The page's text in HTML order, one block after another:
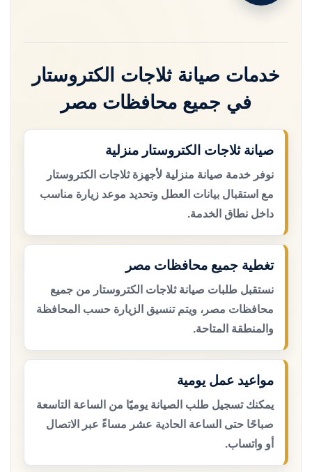
خدمات صيانة ثلاجات الكتروستار
في جميع محافظات مصر
صيانة ثلاجات الكتروستار منزلية
نوفر خدمة صيانة منزلية لأجهزة ثلاجات الكتروستار
مع استقبال بيانات العطل وتحديد موعد زيارة مناسب
داخل نطاق الخدمة.
تغطية جميع محافظات مصر
نستقبل طلبات صيانة ثلاجات الكتروستار من جميع
محافظات مصر، ويتم تنسيق الزيارة حسب المحافظة
والمنطقة المتاحة.
مواعيد عمل يومية
يمكنك تسجيل طلب الصيانة يوميًا من الساعة التاسعة
صباحًا حتى الساعة الحادية عشر مساءً عبر الاتصال
أو واتساب.